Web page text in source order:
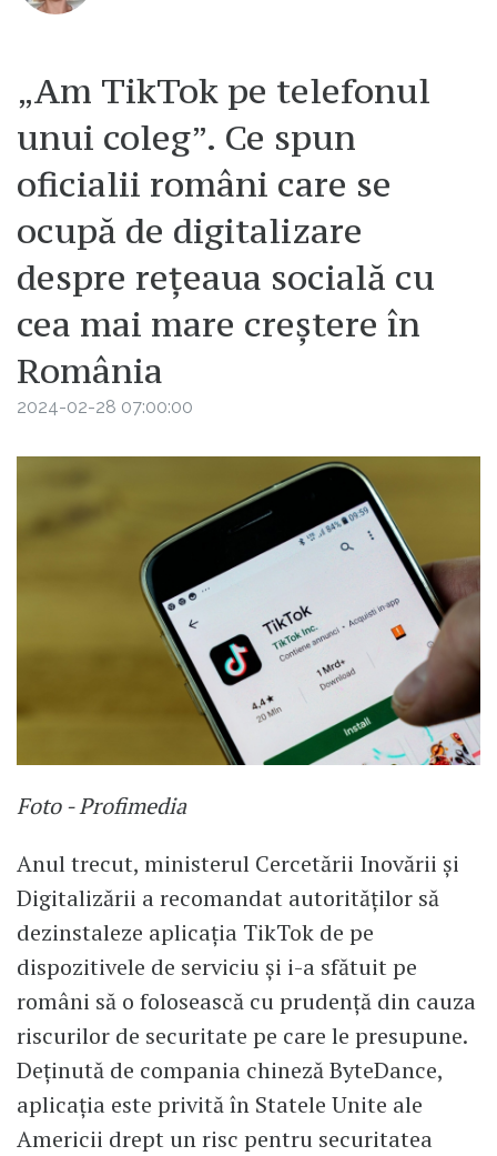
„Am TikTok pe telefonul
unui coleg”. Ce spun
oficialii români care se
ocupă de digitalizare
despre rețeaua socială cu
cea mai mare creștere în
România
2024-02-28 07:00:00
Foto - Profimedia
Anul trecut, ministerul Cercetării Inovării și
Digitalizării a recomandat autorităților să
dezinstaleze aplicația TikTok de pe
dispozitivele de serviciu și i-a sfătuit pe
români să o folosească cu prudență din cauza
riscurilor de securitate pe care le presupune.
Deținută de compania chineză ByteDance,
aplicația este privită în Statele Unite ale
Americii drept un risc pentru securitatea